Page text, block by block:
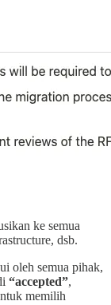
ke semua
dsb.
oleh semua pihak,
“accepted”,
memilih